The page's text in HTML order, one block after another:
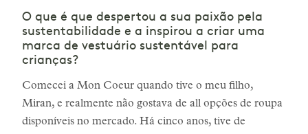
O que é que despertou a sua paixão pela
sustentabilidade e a inspirou a criar uma
marca de vestuário sustentável para
crianças?
Comecei a Mon Coeur quando tive o meu filho,
Miran, e realmente não gostava de all opções de roupa
disponíveis no mercado. Há cinco anos, tive de